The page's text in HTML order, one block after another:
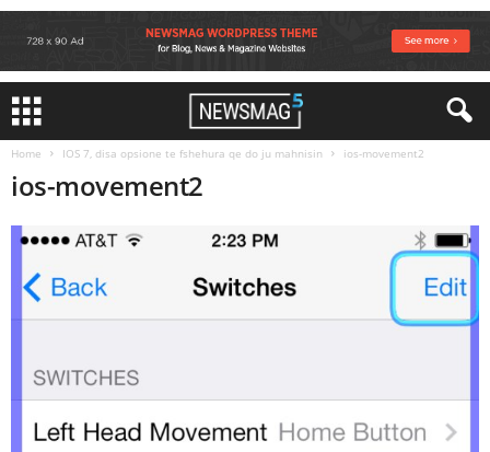
Home IOS 7, disa opsione te fshehura qe do ju mahnisin ios-movement2
ios-movement2